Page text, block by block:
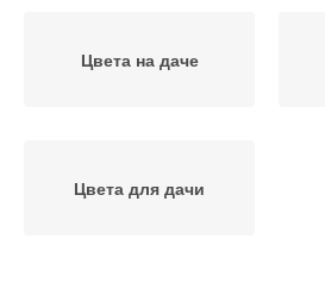
Цвета на даче
Цвета для дачи